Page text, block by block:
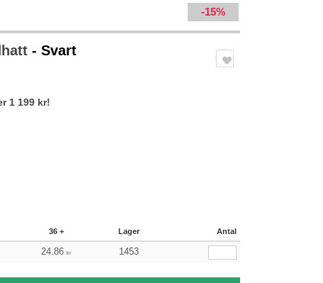
-15%
- Svart
1 199 kr!
36 + Lager Antal
24.86 kr 1453